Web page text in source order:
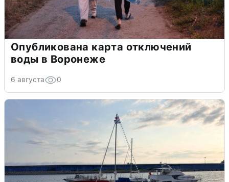
Опубликована карта отключений
воды в Воронеже
6 августа 0